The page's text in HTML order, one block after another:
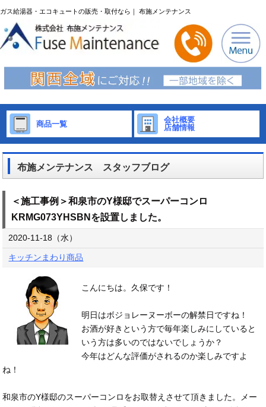
ガス給湯器・エコキュートの販売・取付なら｜ 布施メンテナンス
商品一覧
会社概要
店舗情報
布施メンテナンス スタッフブログ
＜施工事例＞和泉市のY様邸でスーパーコンロ
KRMG073YHSBNを設置しました。
2020-11-18（水）
キッチンまわり商品
こんにちは。久保です！
明日はボジョレーヌーボーの解禁日ですね！
お酒が好きという方で毎年楽しみにしていると
いう方は多いのではないでしょうか？
今年はどんな評価がされるのか楽しみですよ
ね！
和泉市のY様邸のスーパーコンロをお取替えさせて頂きました。メー